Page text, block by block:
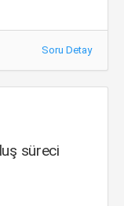
Soru Detay
süreci